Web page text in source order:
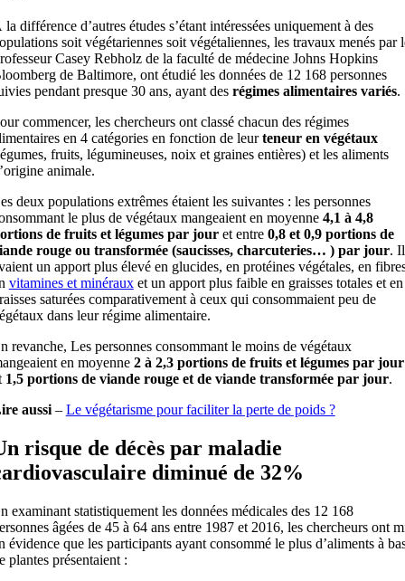
la différence d’autres études s’étant intéressées uniquement à des
soit végétariennes soit végétaliennes, les travaux menés par
Casey Rebholz de la faculté de médecine Johns Hopkins
de Baltimore, ont étudié les données de 12 168 personnes
pendant presque 30 ans, ayant des régimes alimentaires variés.
commencer, les chercheurs ont classé chacun des régimes
en 4 catégories en fonction de leurteneur en végétaux
fruits, légumineuses, noix et graines entières) et les aliments
animale.
deux populations extrêmes étaient les suivantes : les personnes
le plus de végétaux mangeaient en moyenne 4,1 à 4,8
de fruits et légumes par jouret entre 0,8 et 0,9 portions de
rouge ou transformée (saucisses, charcuteries… ) par jour.
un apport plus élevé en glucides, en protéines végétales, en
vitamines et minérauxet un apport plus faible en graisses totales et en
saturées comparativement à ceux qui consommaient peu de
dans leur régime alimentaire.
revanche, Les personnes consommant le moins de végétaux
en moyenne 2 à 2,3 portions de fruits et légumes par jour
1,5 portions de viande rouge et de viande transformée par jour.
aussi– Le végétarisme pour faciliter la perte de poids ?
risque de décès par maladie
diminué de 32%
examinant statistiquement les données médicales des 12 168
âgées de 45 à 64 ans entre 1987 et 2016, les chercheurs ont
évidence que les participants ayant consommé le plus d’aliments à
plantes présentaient :